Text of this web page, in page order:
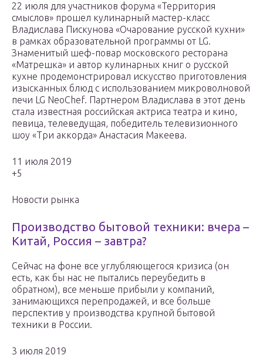
22 июля для участников форума «Территория
смыслов» прошел кулинарный мастер-класс
Владислава Пискунова «Очарование русской кухни»
в рамках образовательной программы от LG.
Знаменитый шеф-повар московского ресторана
«Матрешка» и автор кулинарных книг о русской
кухне продемонстрировал искусство приготовления
изысканных блюд с использованием микроволновой
печи LG NeoChef. Партнером Владислава в этот день
стала известная российская актриса театра и кино,
певица, телеведущая, победитель телевизионного
шоу «Три аккорда» Анастасия Макеева.
11 июля 2019
+5
Новости рынка
Производство бытовой техники: вчера –
Китай, Россия – завтра?
Сейчас на фоне все углубляющегося кризиса (он
есть, как бы нас не пытались переубедить в
обратном), все меньше прибыли у компаний,
занимающихся перепродажей, и все больше
перспектив у производства крупной бытовой
техники в России.
3 июля 2019